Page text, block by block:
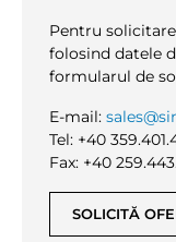
Pentru
folosind datele
formularul de
E-mail:
Tel: +40
Fax: +40
SOLICITĂ